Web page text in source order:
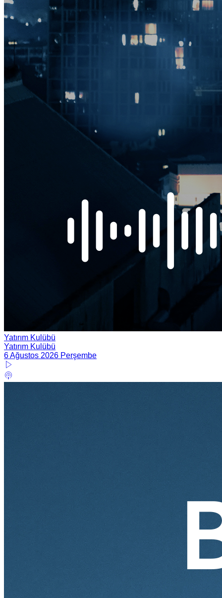
Yatırım Kulübü
Yatırım Kulübü
6 Ağustos 2026 Perşembe